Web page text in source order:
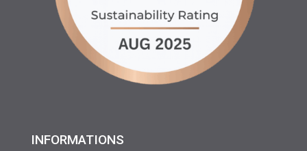
INFORMATIONS
♦ Partenariats